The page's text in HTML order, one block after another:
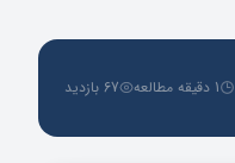
1 دقیقه مطالعه 67 بازدید